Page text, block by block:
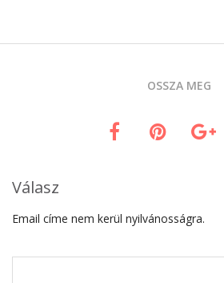
OSSZA MEG
Válasz
Email címe nem kerül nyilvánosságra.